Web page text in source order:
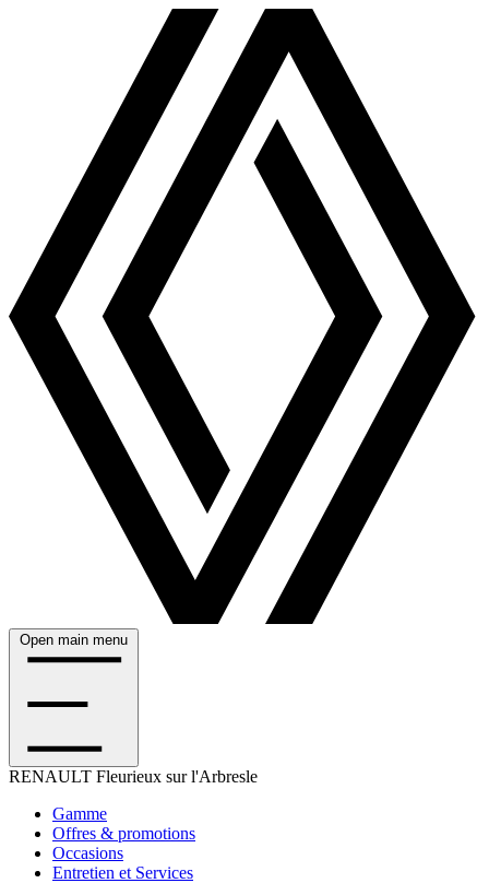
Open main menu
RENAULT Fleurieux sur l'Arbresle
Gamme
Offres & promotions
Occasions
Entretien et Services